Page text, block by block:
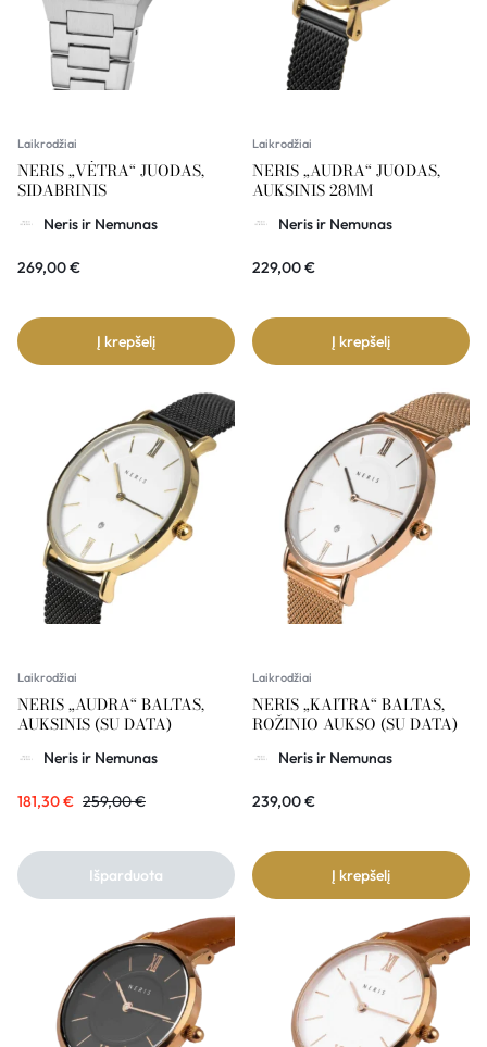
Laikrodžiai
NERIS „VĖTRA“ JUODAS,
SIDABRINIS
Neris ir Nemunas
269,00€
Į krepšelį
Laikrodžiai
NERIS „AUDRA“ JUODAS,
AUKSINIS 28MM
Neris ir Nemunas
229,00€
Į krepšelį
Laikrodžiai
NERIS „AUDRA“ BALTAS,
AUKSINIS (SU DATA)
Neris ir Nemunas
181,30€ 259,00€
Išparduota
Laikrodžiai
NERIS „KAITRA“ BALTAS,
ROŽINIO AUKSO (SU DATA)
Neris ir Nemunas
239,00€
Į krepšelį